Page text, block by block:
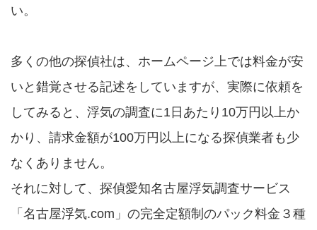
い。
多くの他の探偵社は、ホームページ上では料金が安
いと錯覚させる記述をしていますが、実際に依頼を
してみると、浮気の調査に1日あたり10万円以上か
かり、請求金額が100万円以上になる探偵業者も少
なくありません。
それに対して、探偵愛知名古屋浮気調査サービス
「名古屋浮気.com」の完全定額制のパック料金３種